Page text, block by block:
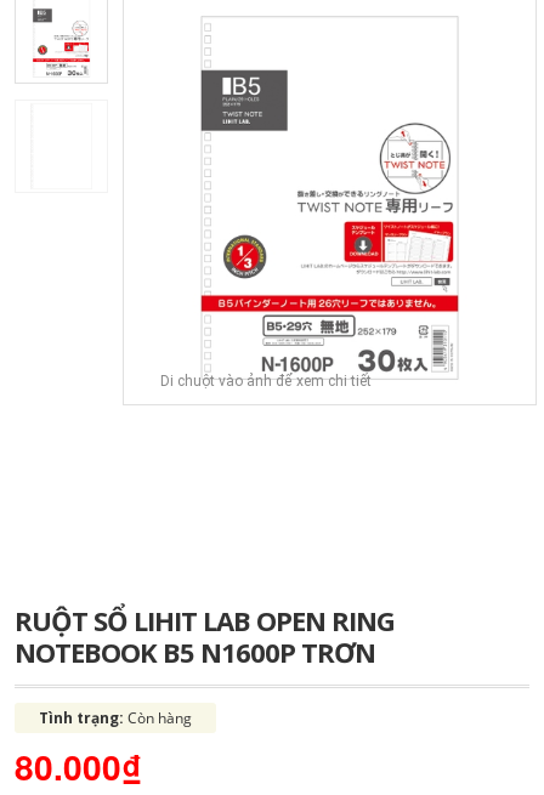
Di chuột vào ảnh để xem chi tiết
RUỘT SỔ LIHIT LAB OPEN RING
NOTEBOOK B5 N1600P TRƠN
Tình trạng: Còn hàng
80.000₫